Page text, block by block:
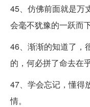
45、仿佛前面就是万
会毫不犹豫的一跃而
46、渐渐的知道了，
的，何必拼了命去在乎
47、学会忘记，懂得
情。